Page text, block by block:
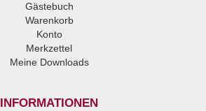
Gästebuch
Warenkorb
Konto
Merkzettel
Meine Downloads
INFORMATIONEN